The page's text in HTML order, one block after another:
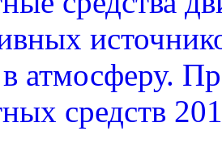
атмосферу.
средств